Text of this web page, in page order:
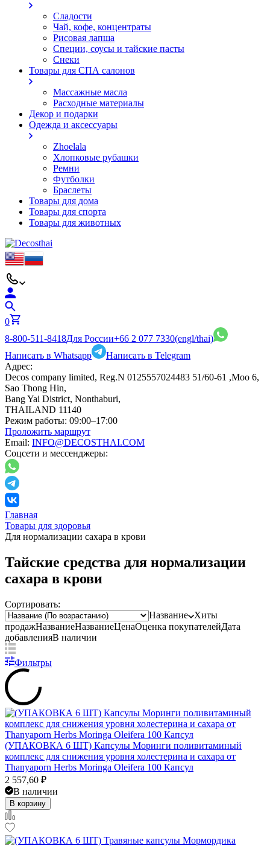
Сладости
Чай, кофе, концентраты
Рисовая лапша
Специи, соусы и тайские пасты
Снеки
Товары для СПА салонов
Массажные масла
Расходные материалы
Декор и подарки
Одежда и аксессуары
Zhoelala
Хлопковые рубашки
Ремни
Футболки
Браслеты
Товары для дома
Товары для спорта
Товары для животных
0
8-800-511-8418Для России+66 2 077 7330(engl/thai)
Написать в Whatsapp
Написать в Telegram
Адрес:
Decos company limited, Reg.N 0125557024483 51/60-61 ,Moo 6,
Sao Thong Hin,
Bang Yai District, Nonthaburi,
THAILAND 11140
Режим работы: 09:00–17:00
Проложить маршрут
Email: INFO@DECOSTHAI.COM
Соцсети и мессенджеры:
Главная
Товары для здоровья
Для нормализации сахара в крови
Тайские средства для нормализации
сахара в крови
Сортировать:
Название
Хиты
продажНазваниеНазваниеЦенаОценка покупателейДата
добавленияВ наличии
Фильтры
(УПАКОВКА 6 ШТ) Капсулы Моринги поливитаминый
комплекс для снижения уровня холестерина и сахара от
Thanyaporn Herbs Moringa Oleifera 100 Капсул
2 557,60 ₽
В наличии
В корзину